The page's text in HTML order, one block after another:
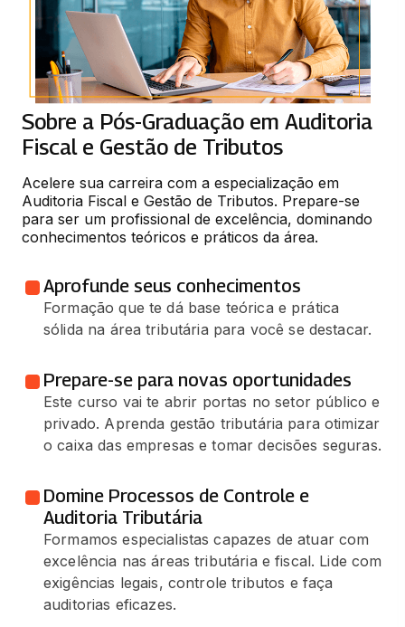
Sobre a Pós-Graduação em Auditoria
Fiscal e Gestão de Tributos
Acelere sua carreira com a especialização em
Auditoria Fiscal e Gestão de Tributos. Prepare-se
para ser um profissional de excelência, dominando
conhecimentos teóricos e práticos da área.
Aprofunde seus conhecimentos
Formação que te dá base teórica e prática
sólida na área tributária para você se destacar.
Prepare-se para novas oportunidades
Este curso vai te abrir portas no setor público e
privado. Aprenda gestão tributária para otimizar
o caixa das empresas e tomar decisões seguras.
Domine Processos de Controle e
Auditoria Tributária
Formamos especialistas capazes de atuar com
excelência nas áreas tributária e fiscal. Lide com
exigências legais, controle tributos e faça
auditorias eficazes.